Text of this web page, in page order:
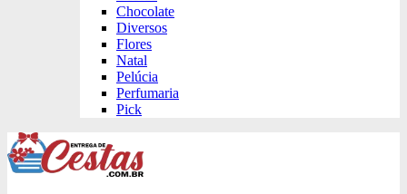
Chocolate
Diversos
Flores
Natal
Pelúcia
Perfumaria
Pick